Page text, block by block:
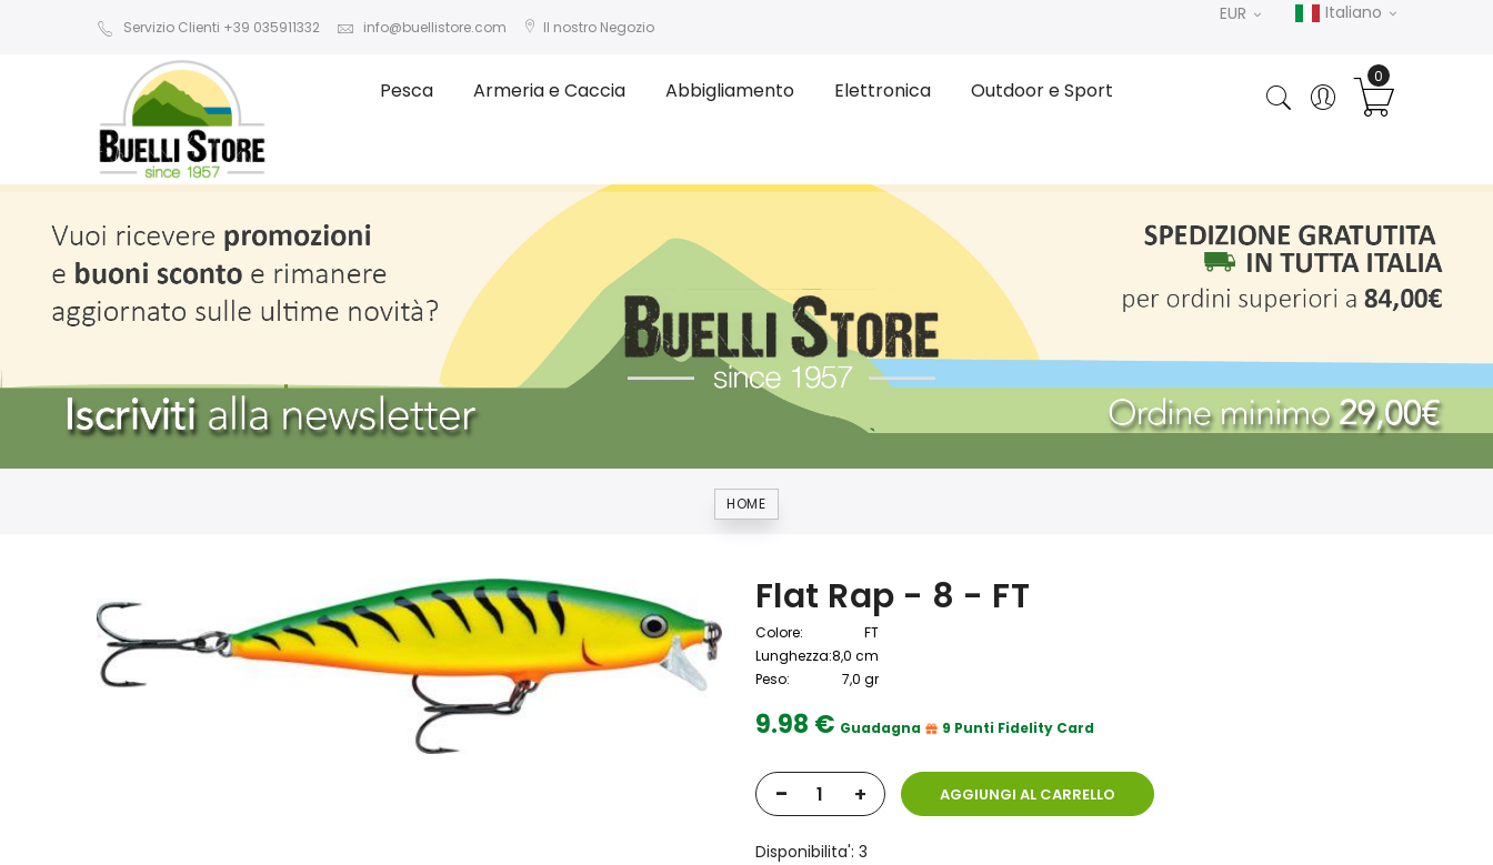
Servizio Clienti +39 035911332 info@buellistore.com Il nostro Negozio
Italiano
EUR
Pesca Armeria e Caccia Abbigliamento Elettronica Outdoor e Sport
HOME
Flat Rap - 8 - FT
Colore:
FT
Lunghezza:8,0 cm
Peso:
7,0 gr
9.98 € Guadagna 9 Punti Fidelity Card
- + AGGIUNGI AL CARRELLO
Disponibilita': 3